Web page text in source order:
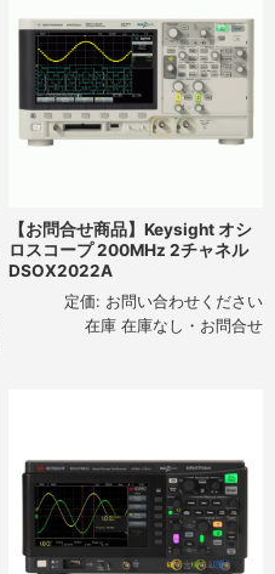
【お問合せ商品】Keysight オシ
ロスコープ 200MHz 2チャネル
DSOX2022A
定価: お問い合わせください
在庫 在庫なし・お問合せ